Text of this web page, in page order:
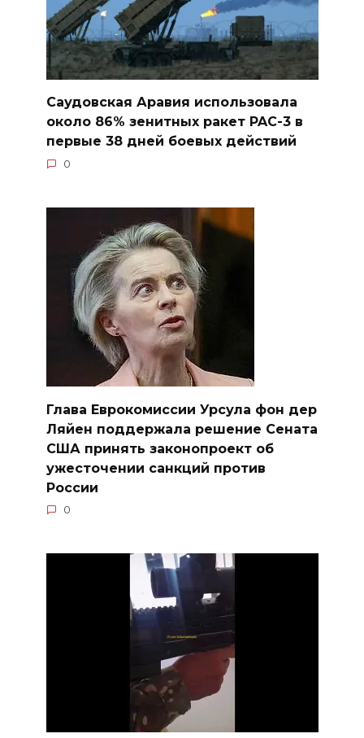
Саудовская Аравия использовала
около 86% зенитных ракет PAC-3 в
первые 38 дней боевых действий
0
Глава Еврокомиссии Урсула фон дер
Ляйен поддержала решение Сената
США принять законопроект об
ужесточении санкций против
России
0